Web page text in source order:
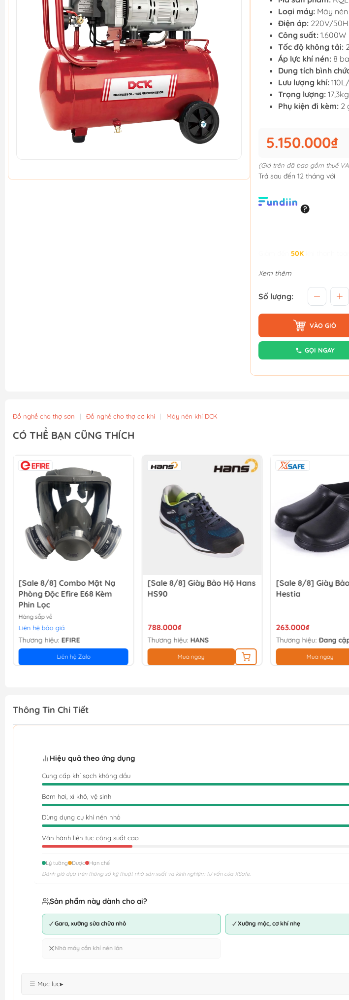
Loại máy: Máy
Điện áp: 220V/
Công suất: 1.600W
Tốc độ không tải:
Áp lực khí nén: 8
Dung tích bình
Lưu lượng khí:
Trọng lượng: 17,3kg
Phụ kiện đi kèm: 2
5.150.000₫
(Giá trên đã bao gồm thuế
Trả sau đến 12 tháng với
50K
Xem thêm
Số lượng:
VÀO GIỎ
GỌI NGAY
Đồ nghề cho thợ sơn | Đồ nghề cho thợ cơ khí | Máy nén khí DCK
CÓ THỂ BẠN CŨNG THÍCH
[Sale 8/8] Combo Mặt Nạ
Phòng Độc Efire E68 Kèm
Phin Lọc
Hàng sắp về
Liên hệ báo giá
Thương hiệu: EFIRE
Liên hệ Zalo
[Sale 8/8] Giày Bảo Hộ Hans
HS90
788.000₫
Thương hiệu: HANS
Mua ngay
[Sale 8/8] Giày
Hestia
263.000₫
Thương hiệu:Đang
Mua ngay
Thông Tin Chi Tiết
Hiệu quả theo ứng dụng
Cung cấp khí sạch không dầu
Bơm hơi, xì khô, vệ sinh
Dùng dụng cụ khí nén nhỏ
Vận hành liên tục công suất cao
Lý tưởng Được
Hạn chế
Đánh giá dựa trên thông số kỹ thuật nhà sản xuất và kinh nghiệm tư vấn của XSafe.
Sản phẩm này dành cho ai?
✓Gara, xưởng sửa chữa nhỏ ✓Xưởng mộc, cơ khí nhẹ
✕ Nhà máy cần khí nén lớn
☰ Mục lục▸